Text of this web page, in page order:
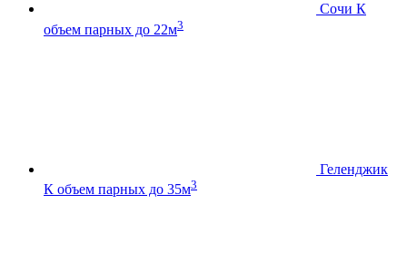
Сочи К
объем парных до 22м3
Геленджик
К объем парных до 35м3